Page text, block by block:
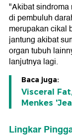
"Akibat
di pembuluh
merupakan cikal
jantung akibat
organ tubuh
lanjutnya lagi.
Baca juga:
Visceral
Menkes
Lingkar